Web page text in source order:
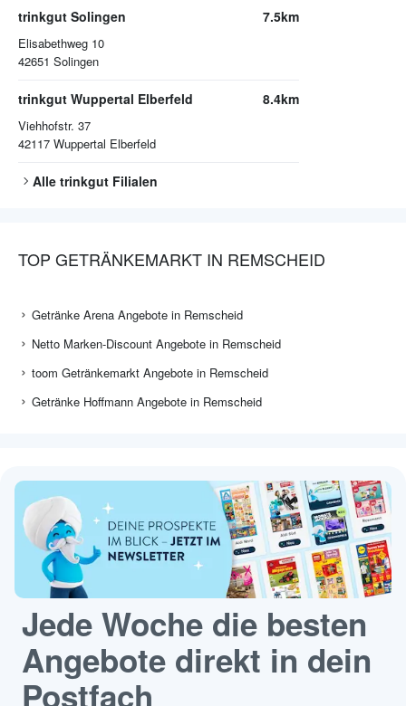
trinkgut Solingen
Elisabethweg 10
42651 Solingen
7.5km
trinkgut Wuppertal Elberfeld
Viehhofstr. 37
42117 Wuppertal Elberfeld
8.4km
Alle trinkgut Filialen
TOP GETRÄNKEMARKT IN REMSCHEID
Getränke Arena Angebote in Remscheid
Netto Marken-Discount Angebote in Remscheid
toom Getränkemarkt Angebote in Remscheid
Getränke Hoffmann Angebote in Remscheid
Jede Woche die besten
Angebote direkt in dein
Postfach